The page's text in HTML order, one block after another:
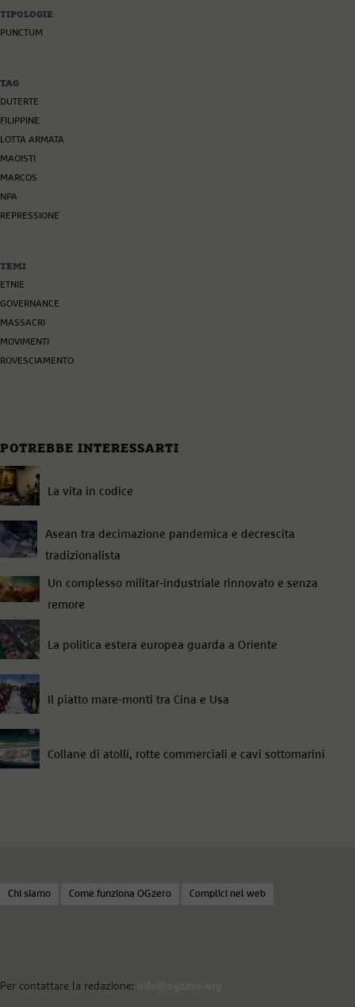
TIPOLOGIE
PUNCTUM
TAG
DUTERTE
FILIPPINE
LOTTA ARMATA
MAOISTI
MARCOS
NPA
REPRESSIONE
TEMI
ETNIE
GOVERNANCE
MASSACRI
MOVIMENTI
ROVESCIAMENTO
POTREBBE INTERESSARTI
La vita in codice
Asean tra decimazione pandemica e decrescita
tradizionalista
Un complesso militar-industriale rinnovato e senza
remore
La politica estera europea guarda a Oriente
Il piatto mare-monti tra Cina e Usa
Collane di atolli, rotte commerciali e cavi sottomarini
Chi siamo Come funziona OGzero Complici nel web
Per contattare la redazione: